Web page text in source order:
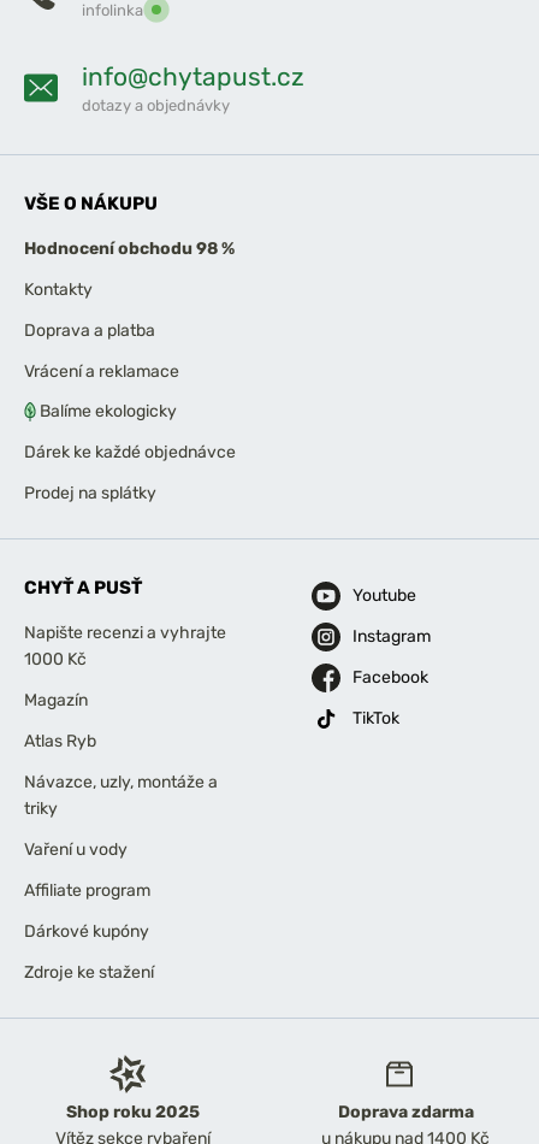
Shop roku 2025
Vítěz sekce rybaření
Doprava zdarma
u nákupu nad 1400 Kč
infolinka
info@chytapust.cz
dotazy a objednávky
VŠE O NÁKUPU
Hodnocení obchodu 98 %
Kontakty
Doprava a platba
Vrácení a reklamace
Balíme ekologicky
Dárek ke každé objednávce
Prodej na splátky
CHYŤ A PUSŤ
Napište recenzi a vyhrajte
1000 Kč
Magazín
Atlas Ryb
Návazce, uzly, montáže a
triky
Vaření u vody
Affiliate program
Dárkové kupóny
Zdroje ke stažení
Youtube
Instagram
Facebook
TikTok